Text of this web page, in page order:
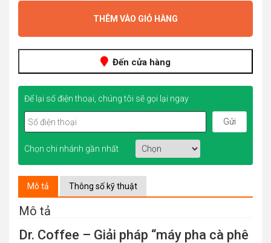
THÊM VÀO GIỎ HÀNG
Đến cửa hàng
Để lại số điện thoại, chúng tôi sẽ gọi lại ngay
Chọn chi nhánh gần nhất
Mô tả Thông số kỹ thuật
Mô tả
Dr. Coffee – Giải pháp “máy pha cà phê